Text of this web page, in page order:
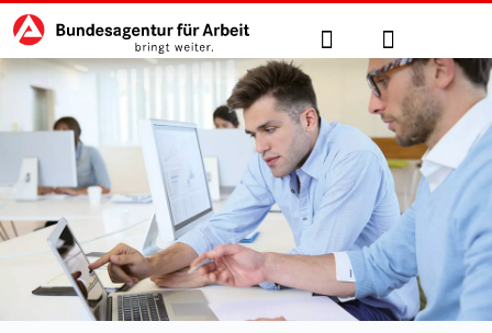
zu den Hauptinhalten springen
Hauptnavigation Suche Anmelden